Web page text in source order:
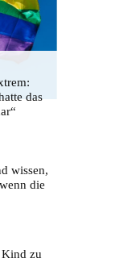
das
wissen,
die
zu